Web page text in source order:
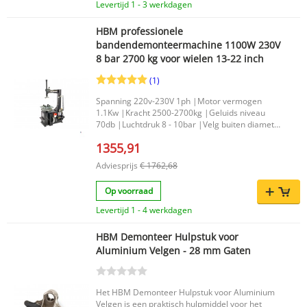
Geschikt voor motorbanden van 16" t/m 21" In
Maakt motorbanden wisselen eenvoudiger en
efficiënter Productkenmerken Merk: HBM
Maximale velgdiameter: 21 inch Breedte: 16 inch
7435125585522 Let op: dit motorbanden
scooterbanden, tenzij deze beschikken over 16"
tot en met 21" velgen.
Levertijd 1 - 3 werkdagen
HBM professionele
bandendemonteermachine 1100W 230V
8 bar 2700 kg voor wielen 13-22 inch
(1)
Spanning 220v-230V 1ph |Motor vermogen
1.1Kw |Kracht 2500-2700kg |Geluids niveau
70db |Luchtdruk 8 - 10bar |Velg buiten diameter
wiel diameter 41" (1000mm) |Max wiel hoogte
gewicht 156 Kg. |
1355,91
Adviesprijs € 1762,68
Op voorraad
Levertijd 1 - 4 werkdagen
HBM Demonteer Hulpstuk voor
Aluminium Velgen - 28 mm Gaten
Het HBM Demonteer Hulpstuk voor Aluminium
Velgen is een praktisch hulpmiddel voor het